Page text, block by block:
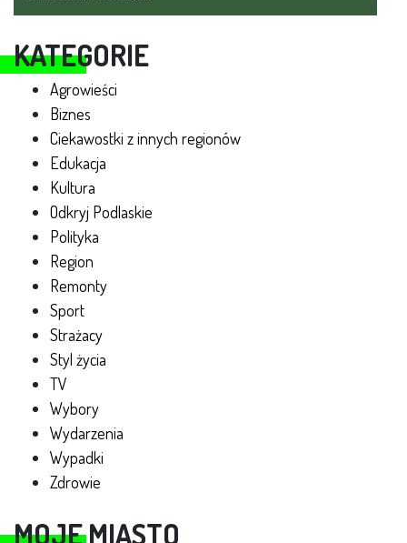
KATEGORIE
Agrowieści
Biznes
Ciekawostki z innych regionów
Edukacja
Kultura
Odkryj Podlaskie
Polityka
Region
Remonty
Sport
Strażacy
Styl życia
TV
Wybory
Wydarzenia
Wypadki
Zdrowie
MOJE MIASTO